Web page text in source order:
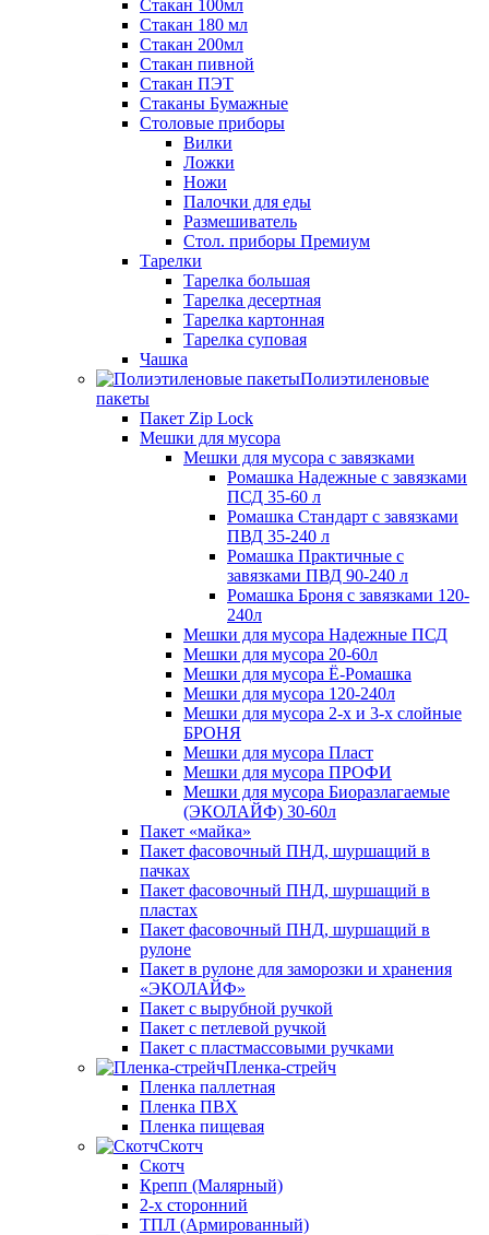
Стакан 100мл
Стакан 180 мл
Стакан 200мл
Стакан пивной
Стакан ПЭТ
Стаканы Бумажные
Столовые приборы
Вилки
Ложки
Ножи
Палочки для еды
Размешиватель
Стол. приборы Премиум
Тарелки
Тарелка большая
Тарелка десертная
Тарелка картонная
Тарелка суповая
Чашка
Полиэтиленовые
пакеты
Пакет Zip Lock
Мешки для мусора
Мешки для мусора с завязками
Ромашка Надежные с завязками
ПСД 35-60 л
Ромашка Стандарт с завязками
ПВД 35-240 л
Ромашка Практичные с
завязками ПВД 90-240 л
Ромашка Броня с завязками 120-
240л
Мешки для мусора Надежные ПСД
Мешки для мусора 20-60л
Мешки для мусора Ё-Ромашка
Мешки для мусора 120-240л
Мешки для мусора 2-х и 3-х слойные
БРОНЯ
Мешки для мусора Пласт
Мешки для мусора ПРОФИ
Мешки для мусора Биоразлагаемые
(ЭКОЛАЙФ) 30-60л
Пакет «майка»
Пакет фасовочный ПНД, шуршащий в
пачках
Пакет фасовочный ПНД, шуршащий в
пластах
Пакет фасовочный ПНД, шуршащий в
рулоне
Пакет в рулоне для заморозки и хранения
«ЭКОЛАЙФ»
Пакет с вырубной ручкой
Пакет с петлевой ручкой
Пакет с пластмассовыми ручками
Пленка-стрейч
Пленка паллетная
Пленка ПВХ
Пленка пищевая
Скотч
Скотч
Крепп (Малярный)
2-х сторонний
ТПЛ (Армированный)